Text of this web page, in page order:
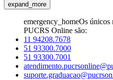
expand_more
emergency_homeOs únicos
PUCRS Online são:
11 94208.7678
51 93300.7000
51 93300.7001